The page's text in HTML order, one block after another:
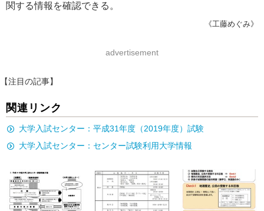
関する情報を確認できる。
《工藤めぐみ》
advertisement
【注目の記事】
関連リンク
大学入試センター：平成31年度（2019年度）試験
大学入試センター：センター試験利用大学情報